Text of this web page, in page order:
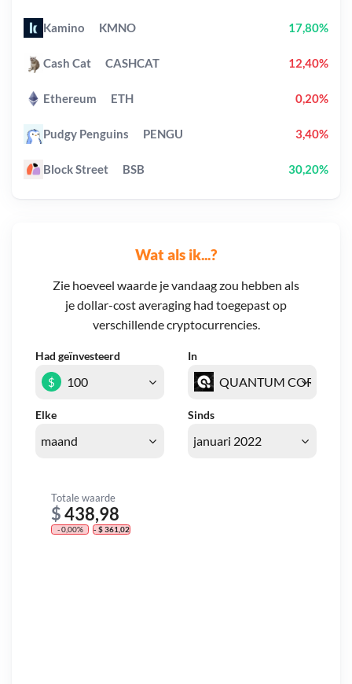
Wat als ik...?
Zie hoeveel waarde je vandaag zou hebben als
je dollar-cost averaging had toegepast op
verschillende cryptocurrencies.
Had geïnvesteerd In
Elke Sinds
$
Totale waarde
$438,98
- 0,00% - $ 361,02
Kamino KMNO 17,80%
Cash Cat CASHCAT 12,40%
Ethereum ETH 0,20%
Pudgy Penguins PENGU 3,40%
Block Street BSB 30,20%